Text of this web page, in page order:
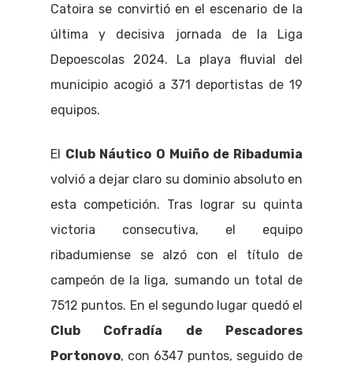
Catoira se convirtió en el escenario de la
última y decisiva jornada de la Liga
Depoescolas 2024. La playa fluvial del
municipio acogió a 371 deportistas de 19
equipos.
El Club Náutico O Muiño de Ribadumia
volvió a dejar claro su dominio absoluto en
esta competición. Tras lograr su quinta
victoria consecutiva, el equipo
ribadumiense se alzó con el título de
campeón de la liga, sumando un total de
7512 puntos. En el segundo lugar quedó el
Club Cofradía de Pescadores
Portonovo, con 6347 puntos, seguido de